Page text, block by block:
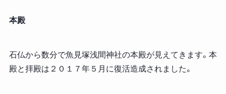
本殿
石仏から数分で魚見塚浅間神社の本殿が見えてきます。本
殿と拝殿は２０１７年５月に復活造成されました。